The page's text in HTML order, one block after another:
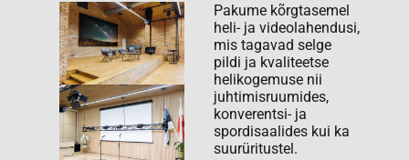
Pakume kõrgtasemel
heli- ja videolahendusi,
mis tagavad selge
pildi ja kvaliteetse
helikogemuse nii
juhtimisruumides,
konverentsi- ja
spordisaalides kui ka
suurüritustel.